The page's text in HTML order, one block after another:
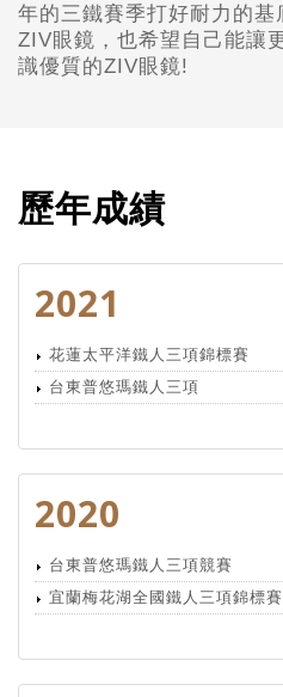
年的三鐵賽季打好耐力的
ZIV眼鏡，也希望自己能讓
識優質的ZIV眼鏡!
歷年成績
2021
花蓮太平洋鐵人三項錦標賽
台東普悠瑪鐵人三項
2020
台東普悠瑪鐵人三項競賽
宜蘭梅花湖全國鐵人三項錦標賽